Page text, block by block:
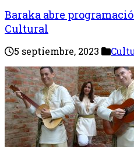
Baraka abre
Cultural
5 septiembre, 2023